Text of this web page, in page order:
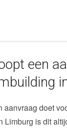
een
aanvraag doet
Limburg is dit